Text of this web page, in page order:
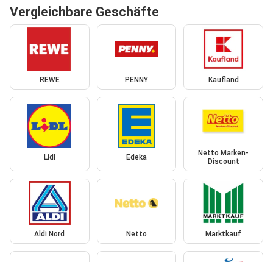
Vergleichbare Geschäfte
REWE PENNY Kaufland
Lidl Edeka
Netto Marken-
Discount
Aldi Nord Netto Marktkauf